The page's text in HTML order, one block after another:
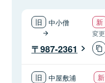
中小僧
変更
987-2361
中屋敷浦